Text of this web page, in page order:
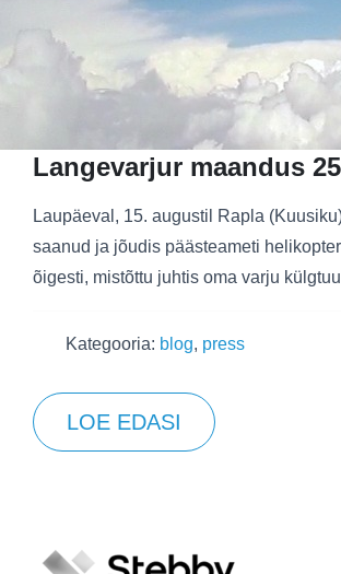
Langevarjur maandus
Laupäeval, 15. augustil Rapla
saanud ja jõudis päästeameti
õigesti, mistõttu juhtis oma varju
Kategooria: blog, press
LOE EDASI